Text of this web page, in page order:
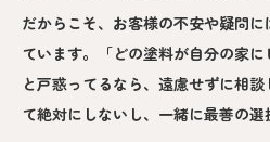
だからこそ、お客様の不安や疑問
ています。「どの塗料が自分の家に
と戸惑ってるなら、遠慮せずに相
て絶対にしないし、一緒に最善の選